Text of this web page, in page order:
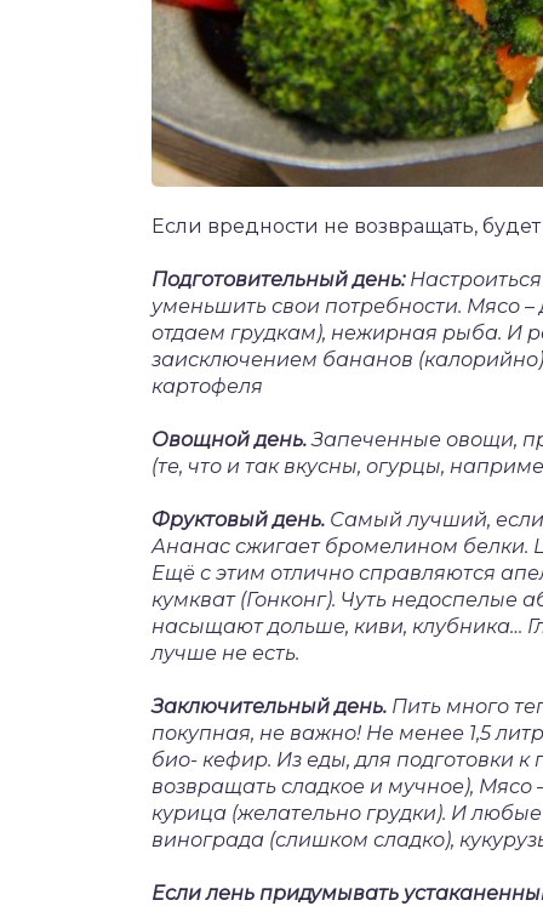
Если вредности не возвращать,
Подготовительный день:
уменьшить свои потребности. Мясо
отдаем грудкам), нежирная рыба. И
заисключением бананов
картофеля
Овощной день. Запеченные овощи,
(те, что и так вкусны, огурцы,
Фруктовый день. Самый лучший, если
Ананас сжигает бромелином белки.
Ещё с этим отлично справляются
кумкват (Гонконг). Чуть
насыщают дольше, киви, клубника…
лучше не есть.
Заключительный день. Пить много
покупная, не важно! Не менее 1,5
био- кефир. Из еды, для подготовки
возвращать сладкое и мучное),
курица (желательно грудки). И
винограда (слишком сладко),
Если лень придумывать